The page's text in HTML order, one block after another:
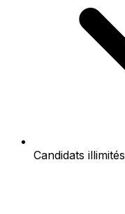
Candidats illimités